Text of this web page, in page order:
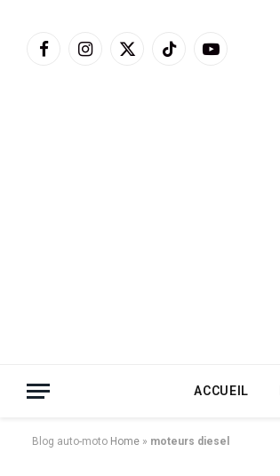
FacebookInstagram
X
TikTokYouTube
ACCUEIL
Blog auto-moto Home » moteurs diesel